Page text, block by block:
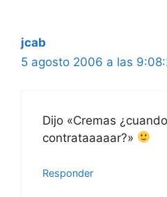
jcab
5 agosto 2006 a las
Dijo «Cremas
contrataaaaar?»
Responder